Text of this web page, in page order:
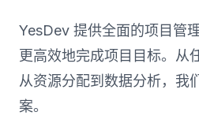
YesDev 提供全面的项目管
更高效地完成项目目标。从
从资源分配到数据分析，我
案。